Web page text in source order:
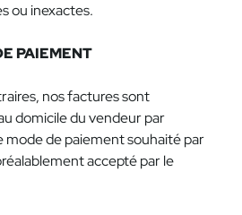
ou inexactes.
PAIEMENT
nos factures sont
domicile du vendeur par
mode de paiement souhaité par
accepté par le